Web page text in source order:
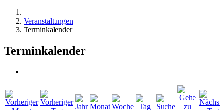
Veranstaltungen
Terminkalender
Terminkalender